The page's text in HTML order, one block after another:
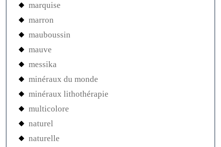
marquise
marron
mauboussin
mauve
messika
minéraux du monde
minéraux lithothérapie
multicolore
naturel
naturelle